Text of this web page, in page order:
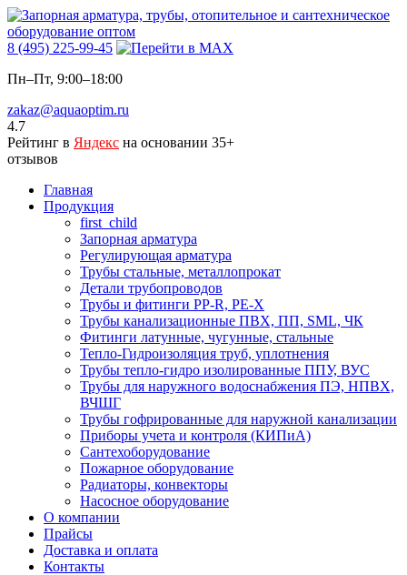
8 (495) 225-99-45
Пн–Пт, 9:00–18:00
zakaz@aquaoptim.ru
4.7
Рейтинг в Яндекс на основании 35+
отзывов
Главная
Продукция
first_child
Запорная арматура
Регулирующая арматура
Трубы стальные, металлопрокат
Детали трубопроводов
Трубы и фитинги PP-R, PE-X
Трубы канализационные ПВХ, ПП, SML, ЧК
Фитинги латунные, чугунные, стальные
Тепло-Гидроизоляция труб, уплотнения
Трубы тепло-гидро изолированные ППУ, ВУС
Трубы для наружного водоснабжения ПЭ, НПВХ,
ВЧШГ
Трубы гофрированные для наружной канализации
Приборы учета и контроля (КИПиА)
Сантехоборудование
Пожарное оборудование
Радиаторы, конвекторы
Насосное оборудование
О компании
Прайсы
Доставка и оплата
Контакты